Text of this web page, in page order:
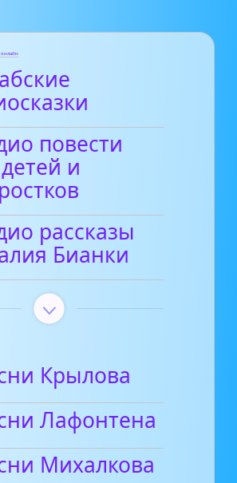
онлайн
повести
и
рассказы
Бианки
Крылова
Лафонтена
Михалкова